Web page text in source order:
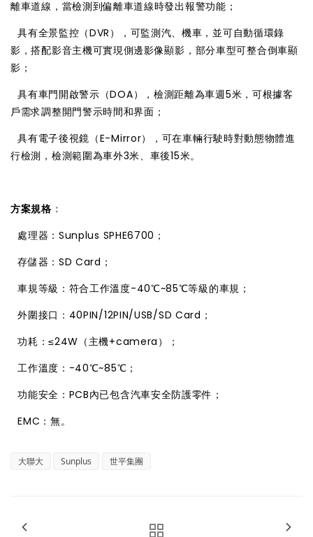
離車道線，當檢測到偏離車道線時發出報警功能；
具有全景監控（DVR），可監測汽、機車，並可自動循環錄
影，搭配影音主機可實現側邊影像顯影，部分車型可整合倒車顯
影；
具有車門開啟警示（DOA），檢測距離為車週5米，可根據客
戶需求調整開門警示時間和界面；
具有電子後視鏡（E-Mirror），可在車輛行駛時對動態物體進
行檢測，檢測範圍為車外3米、車後15米。
方案規格 ：
處理器：Sunplus SPHE6700；
存儲器：SD Card；
車規等級：符合工作溫度-40℃~85℃等級的車規；
外圍接口：40PIN/12PIN/USB/SD Card；
功耗：≤24W（主機+camera）；
工作溫度：-40℃~85℃；
功能安全：PCB內已包含汽車安全防護零件；
EMC：無。
大聯大 Sunplus 世平集團